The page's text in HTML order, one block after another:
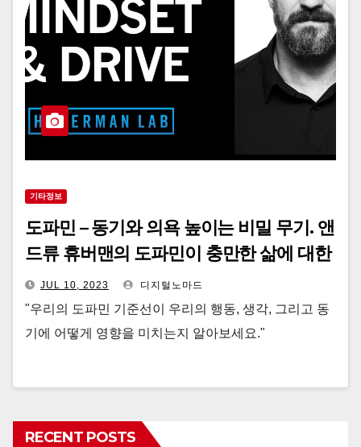
기타정보
도파민 – 동기와 의욕 높이는 비밀 무기. 앤
드류 휴버맨의 도파민이 충만한 삶에 대한
팁 JUL 10, 2023 디지털노마드
"우리의 도파민 기준선이 우리의 행동, 생각, 그리고 동
기에 어떻게 영향을 미치는지 알아보세요."
RECENT POSTS